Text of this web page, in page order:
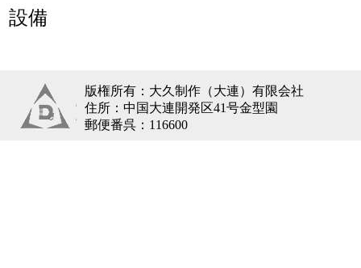
設備
版権所有：大久制作（大連）有限会社
住所：中国大連開発区41号金型園
郵便番呉：116600